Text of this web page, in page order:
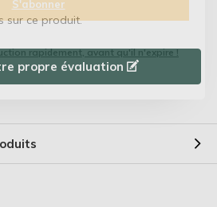
sur ce produit.
propre évaluation
S'abonner
rapidement, avant qu'il n'expire !